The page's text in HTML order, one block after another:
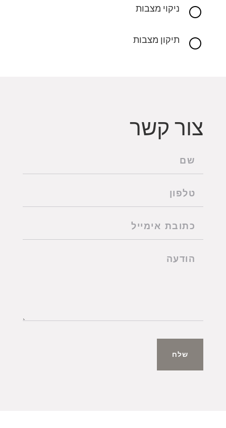
[ ניקוי מצבות
[ תיקון מצבות
צור קשר
שלח